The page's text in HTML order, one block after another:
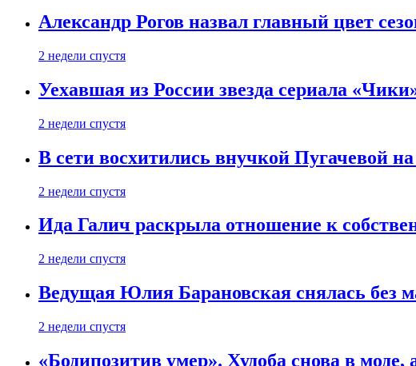
Александр Рогов назвал главный цвет
2 недели спустя
Уехавшая из России звезда сериала
2 недели спустя
В сети восхитились внучкой Пугачевой
2 недели спустя
Ида Галич раскрыла отношение к
2 недели спустя
Ведущая Юлия Барановская снялась без
2 недели спустя
«Бодипозитив умер». Худоба снова в